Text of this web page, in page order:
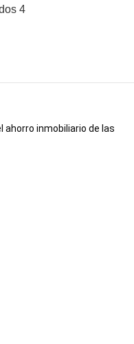
4
ahorro inmobiliario de las